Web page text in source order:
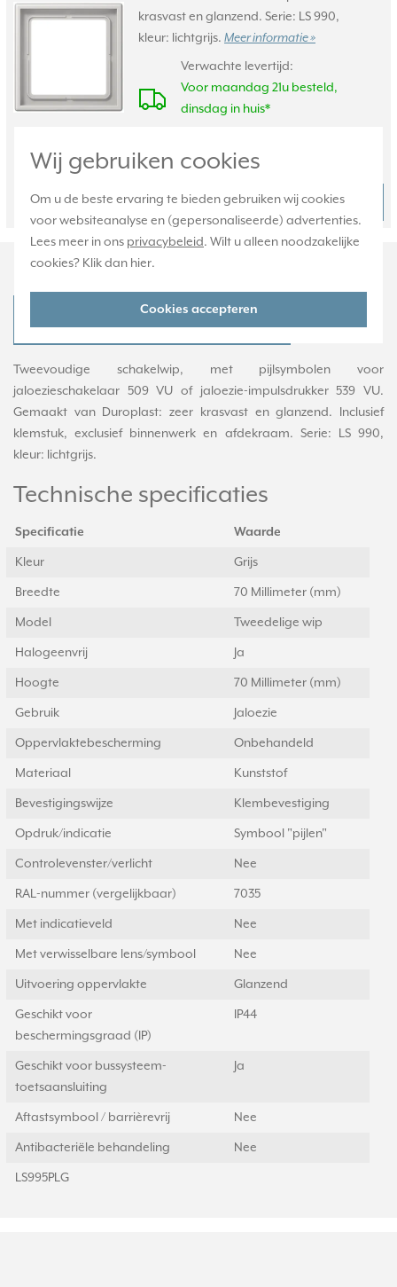
Wij gebruiken cookies
Om u de beste ervaring te bieden gebruiken wij cookies
voor websiteanalyse en (gepersonaliseerde) advertenties.
Lees meer in ons privacybeleid. Wilt u alleen noodzakelijke
cookies? Klik dan hier.
Cookies accepteren
krasvast en glanzend. Serie: LS 990,
kleur: lichtgrijs. Meer informatie »
Verwachte levertijd:
Voor maandag 21u besteld,
dinsdag in huis*
118 stuk(s)
6,95 +
- Bestel
Productomschrijving
JUNG LS 995 P LG Productdatablad
Tweevoudige schakelwip, met pijlsymbolen voor
jaloezieschakelaar 509 VU of jaloezie-impulsdrukker 539 VU.
Gemaakt van Duroplast: zeer krasvast en glanzend. Inclusief
klemstuk, exclusief binnenwerk en afdekraam. Serie: LS 990,
kleur: lichtgrijs.
Technische specificaties
Specificatie Waarde
Kleur Grijs
Breedte 70 Millimeter (mm)
Model Tweedelige wip
Halogeenvrij Ja
Hoogte 70 Millimeter (mm)
Gebruik Jaloezie
Oppervlaktebescherming Onbehandeld
Materiaal Kunststof
Bevestigingswijze Klembevestiging
Opdruk/indicatie Symbool "pijlen"
Controlevenster/verlicht Nee
RAL-nummer (vergelijkbaar) 7035
Met indicatieveld Nee
Met verwisselbare lens/symbool Nee
Uitvoering oppervlakte Glanzend
Geschikt voor
beschermingsgraad (IP)
IP44
Geschikt voor bussysteem-
toetsaansluiting
Ja
Aftastsymbool / barrièrevrij Nee
Antibacteriële behandeling Nee
LS995PLG